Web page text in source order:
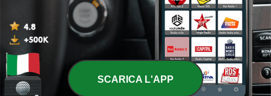
Lo Zoo di 105 Tg La7
SCARICA L'APP